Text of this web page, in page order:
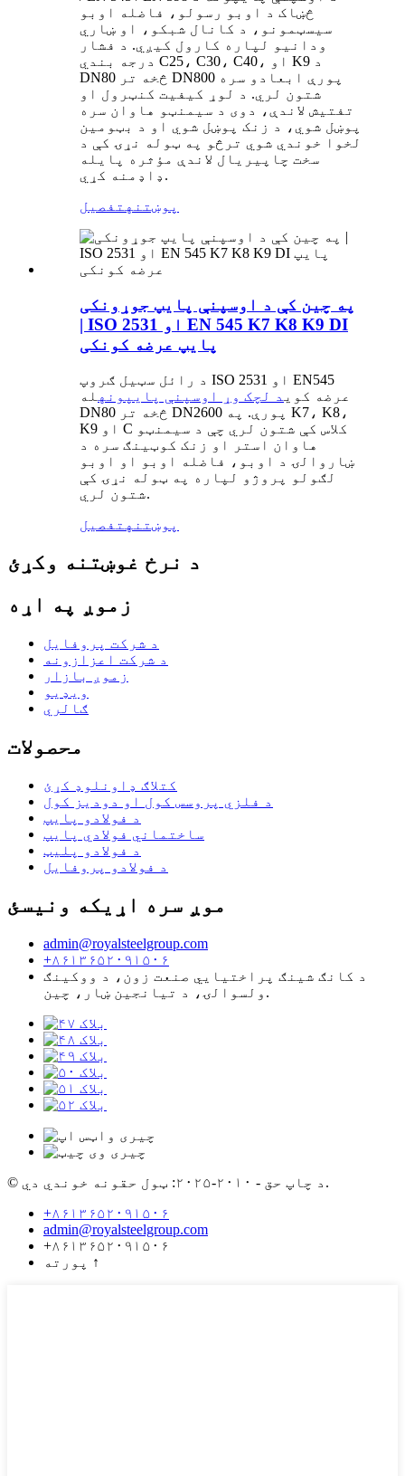
څښاک د اوبو رسولو، فاضله اوبو
سیسټمونو، د کانال شبکو، او ښاري
ودانیو لپاره کارول کیږي. د فشار
درجه بندي C25، C30، C40، او K9 د
DN80 څخه تر DN800 پورې ابعادو سره
شتون لري. د لوړ کیفیت کنټرول او
تفتیش لاندې، دوی د سیمنټو هاوان سره
پوښل شوي، د زنک پوښل شوي او د بټومین
لخوا خوندي شوي ترڅو په ټوله نړۍ کې د
سخت چاپیریال لاندې مؤثره پایله
ډاډمنه کړي.
پوښتنه تفصیل
په چین کې د اوسپنې پایپ جوړونکی
| ISO 2531 او EN 545 K7 K8 K9 DI
پایپ عرضه کونکی
د رائل سټیل ګروپ ISO 2531 او EN545
عرضه کوي د لچک وړ اوسپنې پایپونه له
DN80 څخه تر DN2600 پورې. په K7، K8،
K9 او C کلاس کې شتون لري چې د سیمنټو
هاوان استر او زنک کوټینګ سره د
ښاروالۍ د اوبو، فاضله اوبو او اوبو
لګولو پروژو لپاره په ټوله نړۍ کې
شتون لري.
پوښتنه تفصیل
د نرخ غوښتنه وکړئ
زموږ په اړه
د شرکت پروفایل
د شرکت اعزازونه
زموږ بازار
ویډیو
ګالري
محصولات
کتلاګ ډاونلوډ کړئ
د فلزي پروسس کول او دودیز کول
د فولادو پایپ
ساختماني فولادي پایپ
د فولادو پلیټ
د فولادو پروفایل
موږ سره اړیکه ونیسئ
admin@royalsteelgroup.com
+۸۶۱۳۶۵۲۰۹۱۵۰۶
د کانګ شینګ پراختیایي صنعت زون، د ووکینګ
ولسوالۍ، د تیانجین ښار، چین.
© د چاپ حق - ۲۰۱۰-۲۰۲۵: ټول حقونه خوندي دي.
+۸۶۱۳۶۵۲۰۹۱۵۰۶
admin@royalsteelgroup.com
+۸۶۱۳۶۵۲۰۹۱۵۰۶
پورته ↑